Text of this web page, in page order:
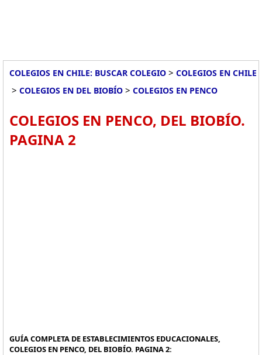
COLEGIOS EN CHILE: BUSCAR COLEGIO > COLEGIOS EN CHILE
> COLEGIOS EN DEL BIOBÍO > COLEGIOS EN PENCO
COLEGIOS EN PENCO, DEL BIOBÍO.
PAGINA 2
GUÍA COMPLETA DE ESTABLECIMIENTOS EDUCACIONALES,
COLEGIOS EN PENCO, DEL BIOBÍO. PAGINA 2: